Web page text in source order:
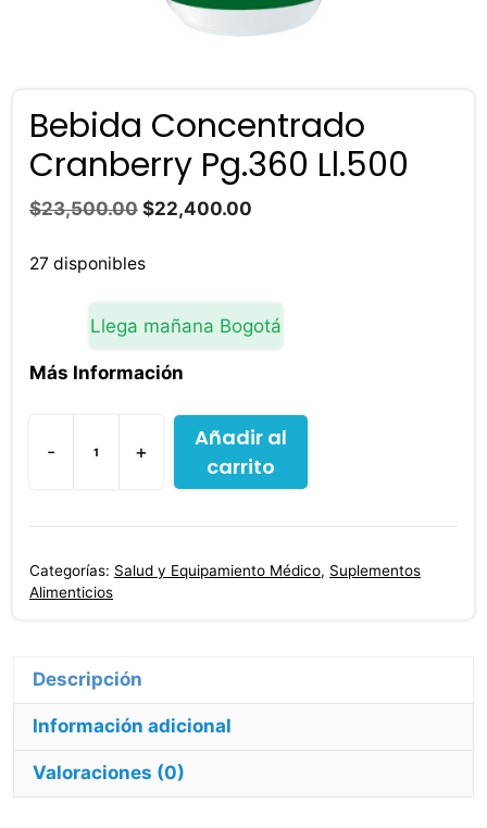
Bebida Concentrado
Cranberry Pg.360 Ll.500
$23,500.00 El
original
$23,500.00.
$22,400.00
$22,400.00.
27 disponibles
Llega mañana Bogotá
Más Información
-
Bebida
Concentrado
Cranberry
Ll.500
+
Añadir al
carrito
Categorías: Salud y Equipamiento Médico, Suplementos
Alimenticios
Información adicional
Valoraciones (0)